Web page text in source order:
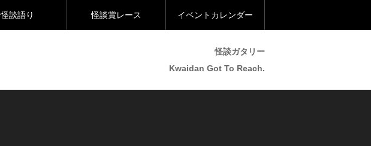
怪談語り 怪談賞レース イベントカレンダー
怪談ガタリー
Kwaidan Got To Reach.